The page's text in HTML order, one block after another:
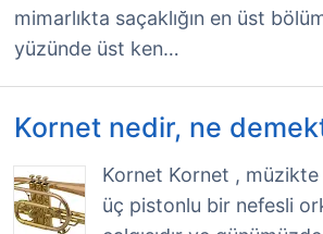
mimarlıkta saçaklığın en üst
yüzünde üst ken…
Kornet nedir, ne
Kornet Kornet , müzikte
üç pistonlu bir nefesli